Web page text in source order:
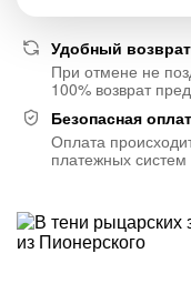
Удобный возврат
При отмене не
100% возврат
Безопасная
Оплата
платежных